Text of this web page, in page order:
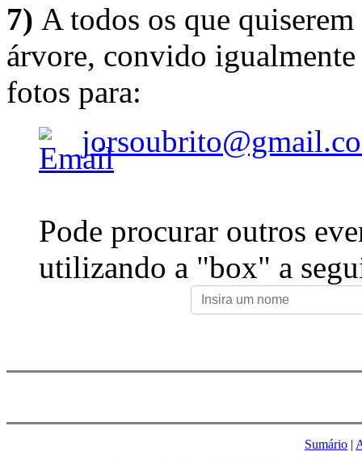
7) A todos os que
árvore, convido
fotos para:
Pode procurar outros
utilizando a "box" a
Sumário |